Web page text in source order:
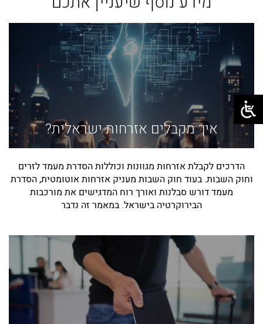
איך מקבלים אזרחות ישראלית?
הדרכים לקבלת אזרחות מגוונות וכוללות הסדרת מעמד לזרים
וחוק השבות. בעוד חוק השבות מעניק אזרחות אוטומטית, הסדרת
מעמד דורש סבלנות ואורך רוח המדגישים את מורכבות
הבירוקרטיה בישראל. במאמר זה נדבר